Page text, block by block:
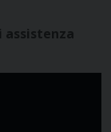
assistenza